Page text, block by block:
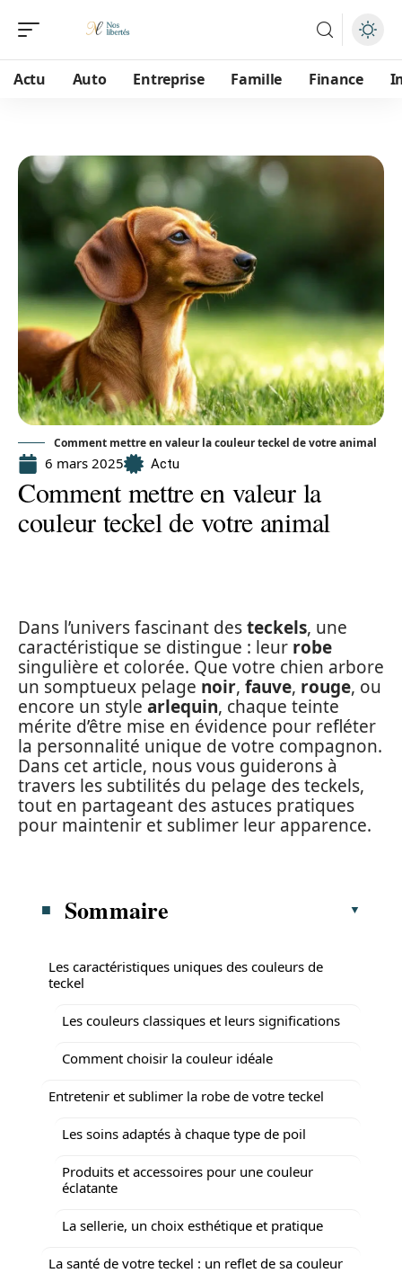
Actu Auto Entreprise Famille Finance
Comment mettre en valeur la couleur teckel de votre animal
6 mars 2025 Actu
Comment mettre en valeur la
couleur teckel de votre animal
Dans l’univers fascinant desteckels, une
caractéristique se distingue : leur robe
singulière et colorée. Que votre chien arbore
un somptueux pelage noir, fauve, rouge, ou
encore un style arlequin, chaque teinte
mérite d’être mise en évidence pour refléter
la personnalité unique de votre compagnon.
Dans cet article, nous vous guiderons à
travers les subtilités du pelage des teckels,
tout en partageant des astuces pratiques
pour maintenir et sublimer leur apparence.
Sommaire
Les caractéristiques uniques des couleurs de
teckel
Les couleurs classiques et leurs significations
Comment choisir la couleur idéale
Entretenir et sublimer la robe de votre teckel
Les soins adaptés à chaque type de poil
Produits et accessoires pour une couleur
éclatante
La sellerie, un choix esthétique et pratique
La santé de votre teckel : un reflet de sa couleur